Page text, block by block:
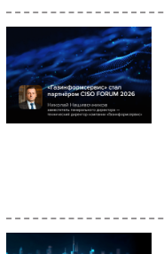
Тестовый стенд
Каталог компаний